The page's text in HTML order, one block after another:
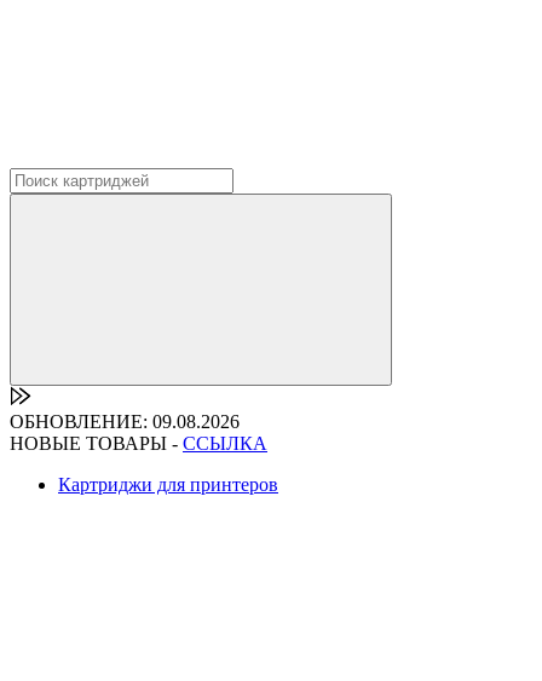
ОБНОВЛЕНИЕ: 09.08.2026
НОВЫЕ ТОВАРЫ - ССЫЛКА
Картриджи для принтеров